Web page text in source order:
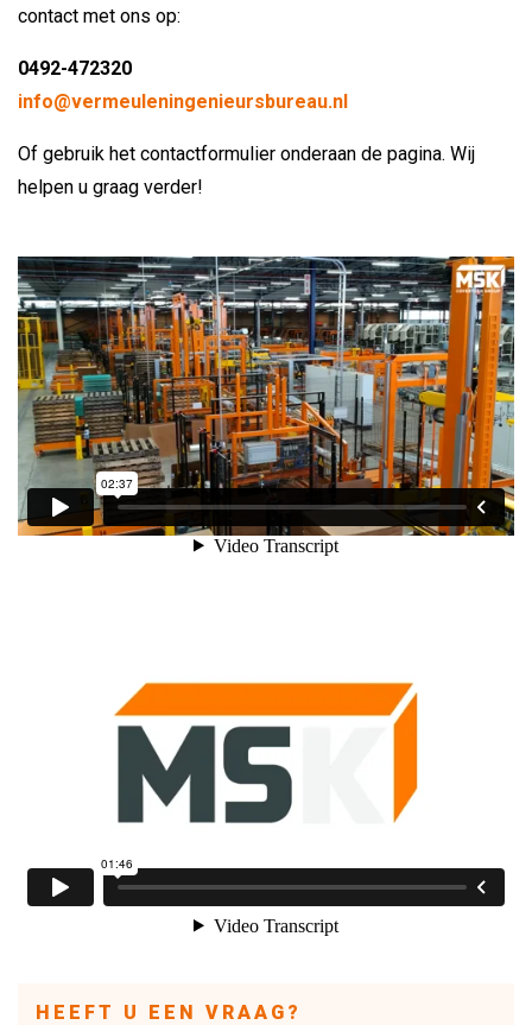
contact met ons op:
0492-472320
info@vermeuleningenieursbureau.nl
Of gebruik het contactformulier onderaan de pagina. Wij
helpen u graag verder!
HEEFT U EEN VRAAG?